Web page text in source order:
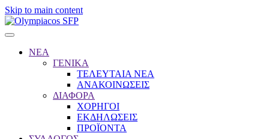
Skip to main content
ΝΕΑ
ΓΕΝΙΚΑ
ΤΕΛΕΥΤΑΙΑ ΝΕΑ
ΑΝΑΚΟΙΝΩΣΕΙΣ
ΔΙΑΦΟΡΑ
ΧΟΡΗΓΟΙ
ΕΚΔΗΛΩΣΕΙΣ
ΠΡΟΪΟΝΤΑ